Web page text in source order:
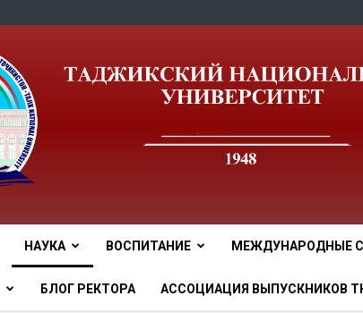
tnu
НАУКА ВОСПИТАНИЕ МЕЖДУНАРОДНЫЕ
БЛОГ РЕКТОРА АССОЦИАЦИЯ ВЫПУСКНИКОВ